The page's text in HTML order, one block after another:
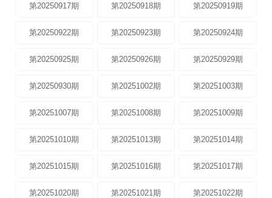
第20250917期 第20250918期 第20250919期
第20250922期 第20250923期 第20250924期
第20250925期 第20250926期 第20250929期
第20250930期 第20251002期 第20251003期
第20251007期 第20251008期 第20251009期
第20251010期 第20251013期 第20251014期
第20251015期 第20251016期 第20251017期
第20251020期 第20251021期 第20251022期